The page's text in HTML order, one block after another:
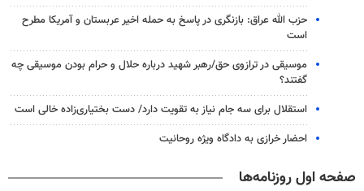
حزب الله عراق: بازنگری در پاسخ به حمله اخیر عربستان و آمریکا مطرح
است
موسیقی در ترازوی حق/رهبر شهید درباره حلال و حرام بودن موسیقی چه
گفتند؟
استقلال برای سه جام نیاز به تقویت دارد/ دست بختیاری‌زاده خالی است
احضار خرازی به دادگاه ویژه روحانیت
صفحه اول روزنامه‌ها